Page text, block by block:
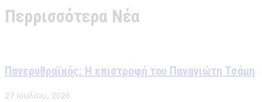
Περρισσότερα Νέα
Πανερυθραϊκός: Η επιστροφή του Παναγιώτη Τσάμη
27 Ιουλίου, 2026